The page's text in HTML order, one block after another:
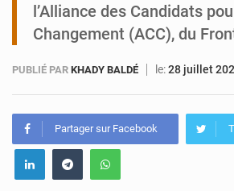
l’Alliance des Candidats
Changement (ACC), du
PUBLIÉ PAR KHADY BALDÉ le:28 juillet
Partager sur Facebook